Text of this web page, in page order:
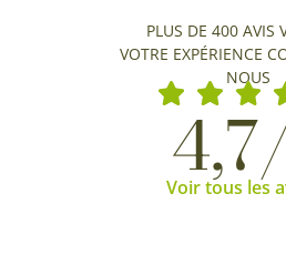
PLUS DE 400 AVIS
VOTRE EXPÉRIENCE
NOUS
Voir tous les